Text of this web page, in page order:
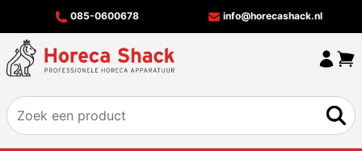
085-0600678 info@horecashack.nl